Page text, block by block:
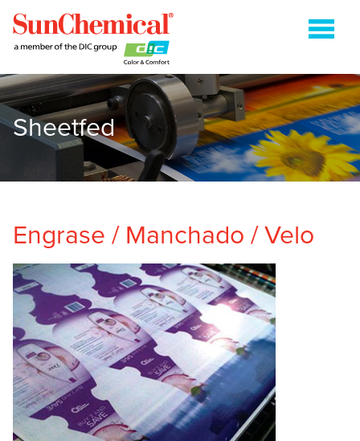
COLDSET
CURABLES DE ENERGÍA
ENVASES METÁLICOS
EMPAQUES FLEXO SOBRE PAPEL
SHEETFED
CONTACTO
BUSCAR:'
Sheetfed
Engrase / Manchado / Velo